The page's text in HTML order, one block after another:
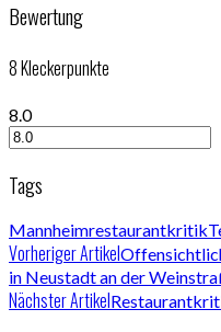
Bewertung
8Kleckerpunkte
8.0
Tags
Mannheimrestaurantkritik
Vorheriger Artikel
in Neustadt an der
Nächster Artikel